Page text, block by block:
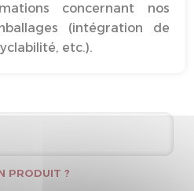
concernant nos
(intégration de
etc.).
PRODUIT ?